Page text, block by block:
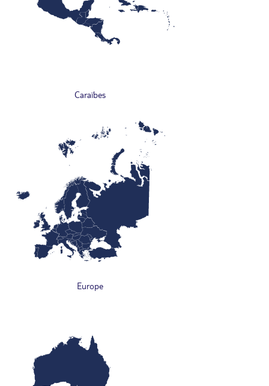
Caraïbes
Europe